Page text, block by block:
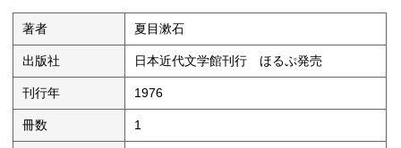
著者 夏目漱石
出版社 日本近代文学館刊行 ほるぷ発売
刊行年 1976
冊数 1